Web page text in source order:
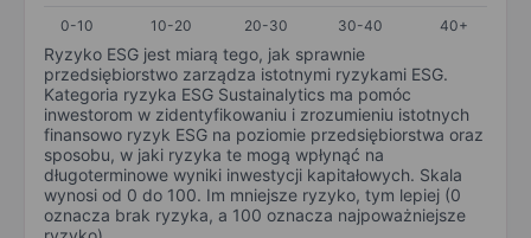
0-10
10-20 20-30 30-40 40+
Ryzyko ESG jest miarą tego, jak sprawnie
przedsiębiorstwo zarządza istotnymi ryzykami ESG.
Kategoria ryzyka ESG Sustainalytics ma pomóc
inwestorom w zidentyfikowaniu i zrozumieniu istotnych
finansowo ryzyk ESG na poziomie przedsiębiorstwa oraz
sposobu, w jaki ryzyka te mogą wpłynąć na
długoterminowe wyniki inwestycji kapitałowych. Skala
wynosi od 0 do 100. Im mniejsze ryzyko, tym lepiej (0
oznacza brak ryzyka, a 100 oznacza najpoważniejsze